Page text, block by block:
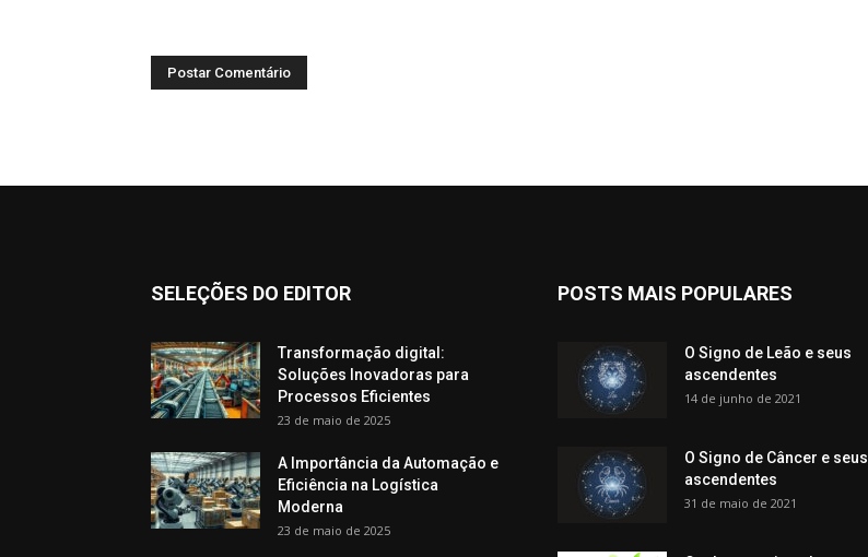
SELEÇÕES DO EDITOR
Transformação digital:
Soluções Inovadoras para
Processos Eficientes
23 de maio de 2025
A Importância da Automação e
Eficiência na Logística
Moderna
23 de maio de 2025
POSTS MAIS POPULARES
O Signo de Leão e seus
ascendentes
14 de junho de 2021
O Signo de Câncer e seus
ascendentes
31 de maio de 2021